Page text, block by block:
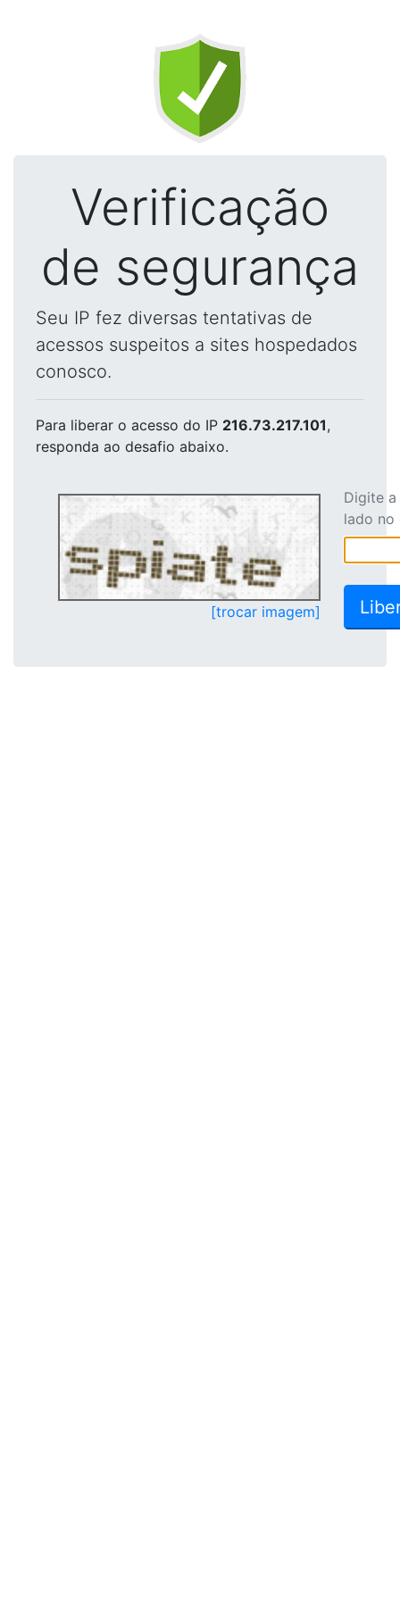
Verificação
de segurança
Seu IP fez diversas tentativas de
acessos suspeitos a sites hospedados
conosco.
Para liberar o acesso do IP 216.73.217.101,
responda ao desafio abaixo.
[trocar imagem]
Digite
lado no